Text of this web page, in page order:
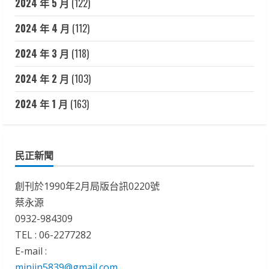
2024 年 5 月 (122)
2024 年 4 月 (112)
2024 年 3 月 (118)
2024 年 2 月 (103)
2024 年 1 月 (163)
民正新聞
創刊於1990年2月局版台訊0220號
蔡永源
0932-984309
TEL : 06-2277282
E-mail :